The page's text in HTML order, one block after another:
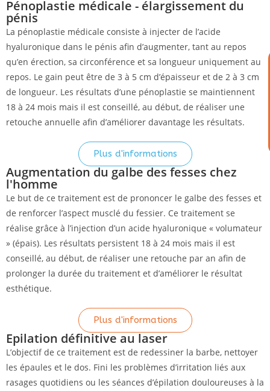
Pénoplastie médicale - élargissement du
pénis
La pénoplastie médicale consiste à injecter de l’acide
hyaluronique dans le pénis afin d’augmenter, tant au repos
qu’en érection, sa circonférence et sa longueur uniquement au
repos. Le gain peut être de 3 à 5 cm d’épaisseur et de 2 à 3 cm
de longueur. Les résultats d’une pénoplastie se maintiennent
18 à 24 mois mais il est conseillé, au début, de réaliser une
retouche annuelle afin d’améliorer davantage les résultats.
Plus d'informations
Augmentation du galbe des fesses chez
l'homme
Le but de ce traitement est de prononcer le galbe des fesses et
de renforcer l’aspect musclé du fessier. Ce traitement se
réalise grâce à l’injection d’un acide hyaluronique « volumateur
» (épais). Les résultats persistent 18 à 24 mois mais il est
conseillé, au début, de réaliser une retouche par an afin de
prolonger la durée du traitement et d’améliorer le résultat
esthétique.
Plus d'informations
Epilation définitive au laser
L’objectif de ce traitement est de redessiner la barbe, nettoyer
les épaules et le dos. Fini les problèmes d’irritation liés aux
rasages quotidiens ou les séances d’épilation douloureuses à la